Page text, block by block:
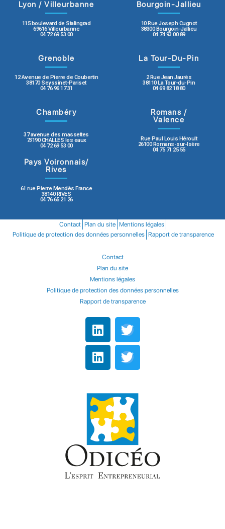
Lyon / Villeurbanne
115 boulevard de Stalingrad
69616 Villeurbanne
04 72 69 53 00
Bourgoin-Jallieu
10 Rue Joseph Cugnot
38300 Bourgoin-Jallieu
04 74 93 00 89
Grenoble
12 Avenue de Pierre de Coubertin
38170 Seyssinet-Pariset
04 76 96 17 31
La Tour-Du-Pin
2 Rue Jean Jaurès
38110 La Tour-du-Pin
04 69 82 18 80
Chambéry
37 avenue des massettes
73190 CHALLES les eaux
04 72 69 53 00
Romans /
Valence
Rue Paul Louis Héroult
26100 Romans-sur-Isère
04 75 71 25 55
Pays Voironnais/
Rives
61 rue Pierre Mendès France
38140 RIVES
04 76 65 21 26
Contact Plan du site Mentions légales
Politique de protection des données personnelles Rapport de transparence
Contact
Plan du site
Mentions légales
Politique de protection des données personnelles
Rapport de transparence